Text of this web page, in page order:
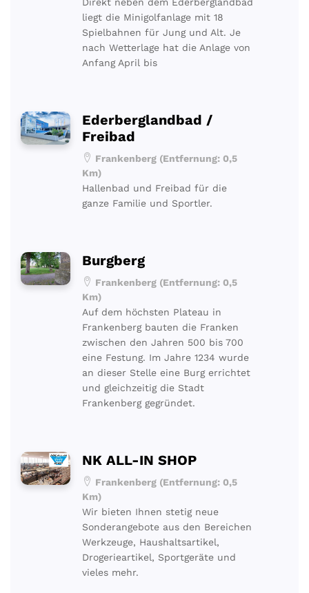
liegt die Minigolfanlage mit 18
Spielbahnen für Jung und Alt. Je
nach Wetterlage hat die Anlage von
Anfang April bis
Ederberglandbad /
Freibad
Frankenberg (Entfernung: 0,5
Km)
Hallenbad und Freibad für die
ganze Familie und Sportler.
Burgberg
Frankenberg (Entfernung: 0,5
Km)
Auf dem höchsten Plateau in
Frankenberg bauten die Franken
zwischen den Jahren 500 bis 700
eine Festung. Im Jahre 1234 wurde
an dieser Stelle eine Burg errichtet
und gleichzeitig die Stadt
Frankenberg gegründet.
NK ALL-IN SHOP
Frankenberg (Entfernung: 0,5
Km)
Wir bieten Ihnen stetig neue
Sonderangebote aus den Bereichen
Werkzeuge, Haushaltsartikel,
Drogerieartikel, Sportgeräte und
vieles mehr.